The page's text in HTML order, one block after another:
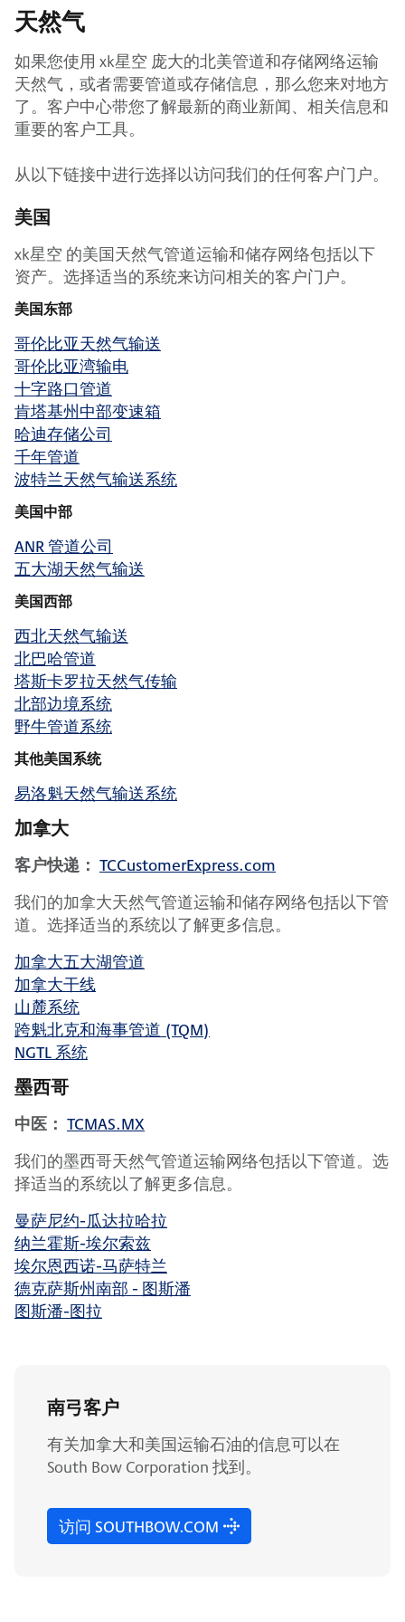
天然气
如果您使用 xk星空 庞大的北美管道和存储网络运输
天然气，或者需要管道或存储信息，那么您来对地方
了。客户中心带您了解最新的商业新闻、相关信息和
重要的客户工具。
从以下链接中进行选择以访问我们的任何客户门户。
美国
xk星空 的美国天然气管道运输和储存网络包括以下
资产。选择适当的系统来访问相关的客户门户。
美国东部
哥伦比亚天然气输送
哥伦比亚湾输电
十字路口管道
肯塔基州中部变速箱
哈迪存储公司
千年管道
波特兰天然气输送系统
美国中部
ANR 管道公司
五大湖天然气输送
美国西部
西北天然气输送
北巴哈管道
塔斯卡罗拉天然气传输
北部边境系统
野牛管道系统
其他美国系统
易洛魁天然气输送系统
加拿大
客户快递： TCCustomerExpress.com
我们的加拿大天然气管道运输和储存网络包括以下管
道。选择适当的系统以了解更多信息。
加拿大五大湖管道
加拿大干线
山麓系统
跨魁北克和海事管道 (TQM)
NGTL 系统
墨西哥
中医： TCMAS.MX
我们的墨西哥天然气管道运输网络包括以下管道。选
择适当的系统以了解更多信息。
曼萨尼约-瓜达拉哈拉
纳兰霍斯-埃尔索兹
埃尔恩西诺-马萨特兰
德克萨斯州南部 - 图斯潘
图斯潘-图拉
南弓客户
有关加拿大和美国运输石油的信息可以在
South Bow Corporation 找到。
访问 SOUTHBOW.COM